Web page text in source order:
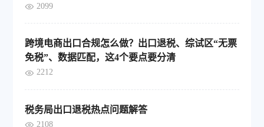
2099
跨境电商出口合规怎么做？出口退税、综试区“无票
免税”、数据匹配，这4个要点要分清
2212
税务局出口退税热点问题解答
2108